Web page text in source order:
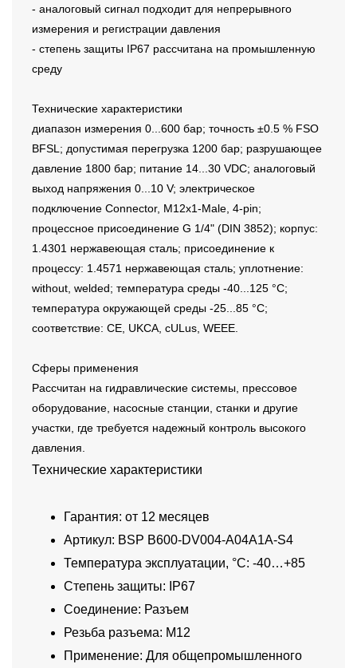
- аналоговый сигнал подходит для непрерывного
измерения и регистрации давления
- степень защиты IP67 рассчитана на промышленную
среду
Технические характеристики
диапазон измерения 0...600 бар; точность ±0.5 % FSO
BFSL; допустимая перегрузка 1200 бар; разрушающее
давление 1800 бар; питание 14...30 VDC; аналоговый
выход напряжения 0...10 V; электрическое
подключение Connector, M12x1-Male, 4-pin;
процессное присоединение G 1/4" (DIN 3852); корпус:
1.4301 нержавеющая сталь; присоединение к
процессу: 1.4571 нержавеющая сталь; уплотнение:
without, welded; температура среды -40...125 °C;
температура окружающей среды -25...85 °C;
соответствие: CE, UKCA, cULus, WEEE.
Сферы применения
Рассчитан на гидравлические системы, прессовое
оборудование, насосные станции, станки и другие
участки, где требуется надежный контроль высокого
давления.
Технические характеристики
Гарантия: от 12 месяцев
Артикул: BSP B600-DV004-A04A1A-S4
Температура эксплуатации, °C: -40…+85
Степень защиты: IP67
Соединение: Разъем
Резьба разъема: M12
Применение: Для общепромышленного